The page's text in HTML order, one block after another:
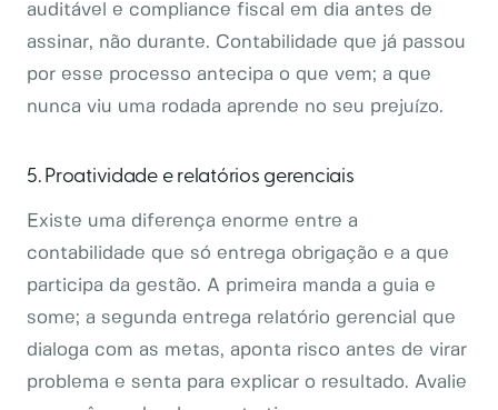
auditável e compliance fiscal em dia antes de
assinar, não durante. Contabilidade que já passou
por esse processo antecipa o que vem; a que
nunca viu uma rodada aprende no seu prejuízo.
5. Proatividade e relatórios gerenciais
Existe uma diferença enorme entre a
contabilidade que só entrega obrigação e a que
participa da gestão. A primeira manda a guia e
some; a segunda entrega relatório gerencial que
dialoga com as metas, aponta risco antes de virar
problema e senta para explicar o resultado. Avalie